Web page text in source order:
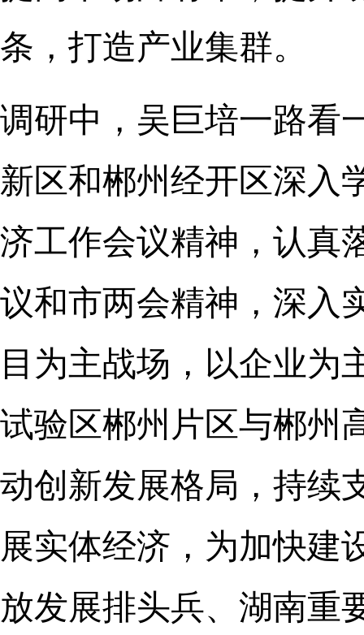
条，打造产业集群。
调研中，吴巨培一路看
新区和郴州经开区深入
济工作会议精神，认真
议和市两会精神，深入
目为主战场，以企业为
试验区郴州片区与郴州
动创新发展格局，持续
展实体经济，为加快建
放发展排头兵、湖南重